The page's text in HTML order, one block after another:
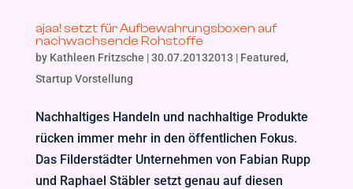
ajaa! setzt für Aufbewahrungsboxen auf
nachwachsende Rohstoffe
by Kathleen Fritzsche |30.07.20132013 | Featured,
Startup Vorstellung
Nachhaltiges Handeln und nachhaltige Produkte
rücken immer mehr in den öffentlichen Fokus.
Das Filderstädter Unternehmen von Fabian Rupp
und Raphael Stäbler setzt genau auf diesen